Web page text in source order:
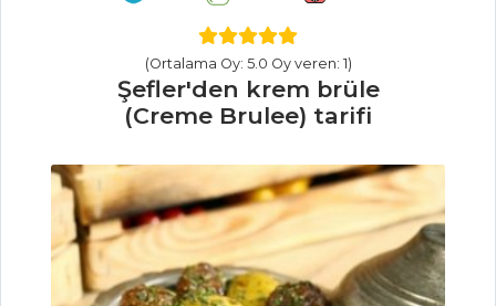
Asma Yaprağında
Kuşkonmaz
Üzerine Graten
Halibut Balığı
Çipura
Balık Yemekleri
Tüm Tarifleri
(Ortalama Oy: 5.0 Oy veren: 1)
Şefler'den krem brüle
(Creme Brulee) tarifi